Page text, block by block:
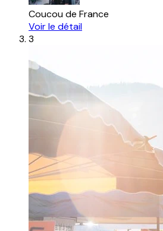
Coucou de France
Voir le détail
3